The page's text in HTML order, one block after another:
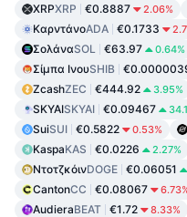
XRPXRP €0.8887 2.06%
ΚαρντάνοADA €0.1733
ΣολάναSOL €63.97 0.64%
Σίμπα ΙνουSHIB
ZcashZEC €444.92 3.95%
SKYAISKYAI €0.09467
SuiSUI €0.5822 0.53%
KaspaKAS €0.0226 2.27%
ΝτοτζκόινDOGE €0.06051
CantonCC €0.08067
AudieraBEAT €1.72 8.33%